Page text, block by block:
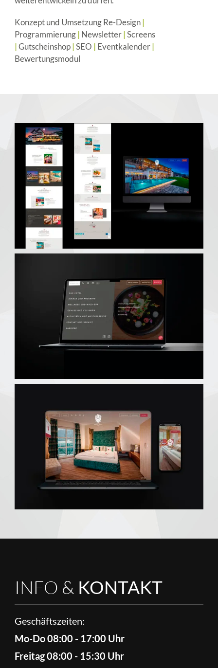
Konzept und Umsetzung Re-Design|
Programmierung| Newsletter|Screens
|Gutscheinshop|SEO | Eventkalender|
Bewertungsmodul
INFO & KONTAKT
Geschäftszeiten:
Mo-Do 08:00 - 17:00 Uhr
Freitag 08:00 - 15:30 Uhr